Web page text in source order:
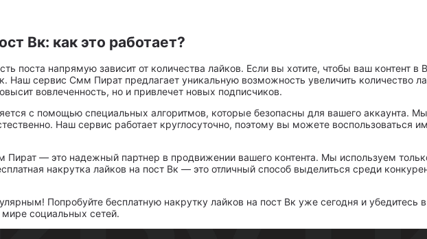
Вк: как это работает?
поста напрямую зависит от количества лайков. Если вы хотите, чтобы ваш контент в
Наш сервис Смм Пират предлагает уникальную возможность увеличить количество
вовлеченность, но и привлечет новых подписчиков.
с помощью специальных алгоритмов, которые безопасны для вашего аккаунта.
Наш сервис работает круглосуточно, поэтому вы можете воспользоваться
Пират — это надежный партнер в продвижении вашего контента. Мы используем
накрутка лайков на пост Вк — это отличный способ выделиться среди
Попробуйте бесплатную накрутку лайков на пост Вк уже сегодня и убедитесь
социальных сетей.